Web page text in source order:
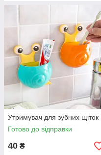
Утримувач для зубних щіток
Готово до відправки
40 ₴